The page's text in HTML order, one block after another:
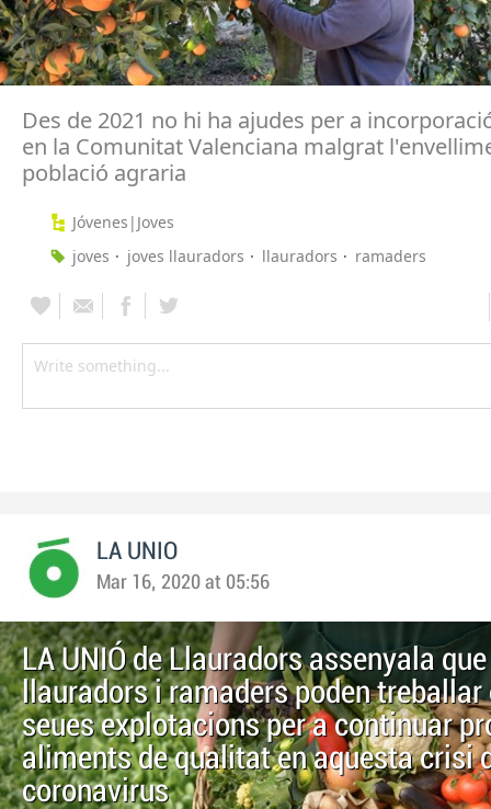
Des de 2021 no hi ha ajudes per a
en la Comunitat Valenciana malgrat
població agraria
Jóvenes|Joves
joves
joves llauradors llauradors ramaders
LA UNIO
Mar 16, 2020 at 05:56
LA UNIÓ de Llauradors assenyala
llauradors i ramaders poden treballar
seues explotacions per a continuar
aliments de qualitat en aquesta crisi
coronavirus